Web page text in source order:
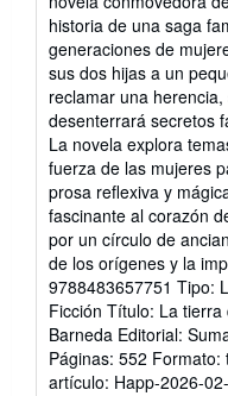
historia de una saga
generaciones de
sus dos hijas a un
reclamar una
desenterrará secretos
La novela explora
fuerza de las mujeres
prosa reflexiva y
fascinante al corazón
por un círculo de
de los orígenes y la
9788483657751 Tipo:
Ficción Título: La
Barneda Editorial:
Páginas: 552 Formato:
artículo: Happ-2026-